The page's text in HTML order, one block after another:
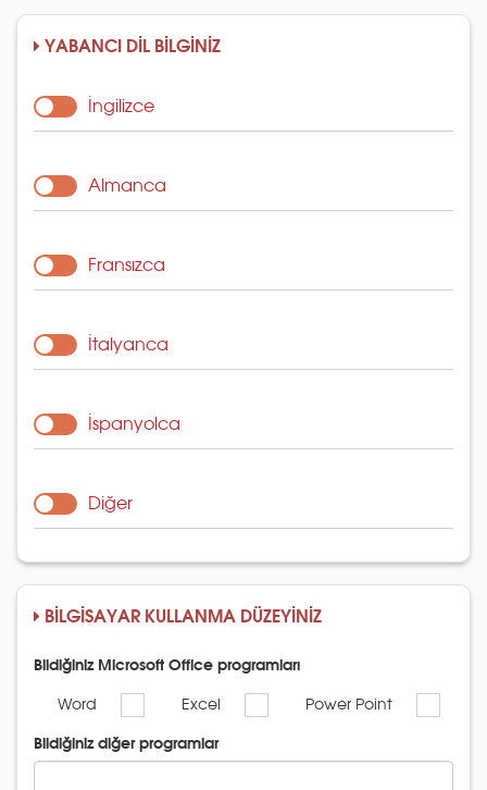
YABANCI DİL BİLGİNİZ
İngilizce
Almanca
Fransızca
İtalyanca
İspanyolca
Diğer
BİLGİSAYAR KULLANMA DÜZEYİNİZ
Bildiğiniz Microsoft Office programları
Word Excel Power Point
Bildiğiniz diğer programlar